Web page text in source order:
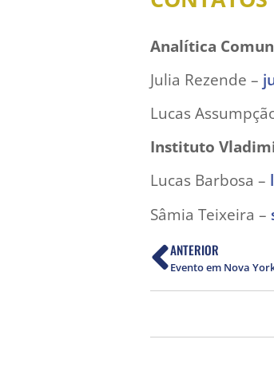
Analítica
Julia Rezende –
Lucas
Instituto
Lucas Barbosa –
Sâmia Teixeira –
ANTERIOR